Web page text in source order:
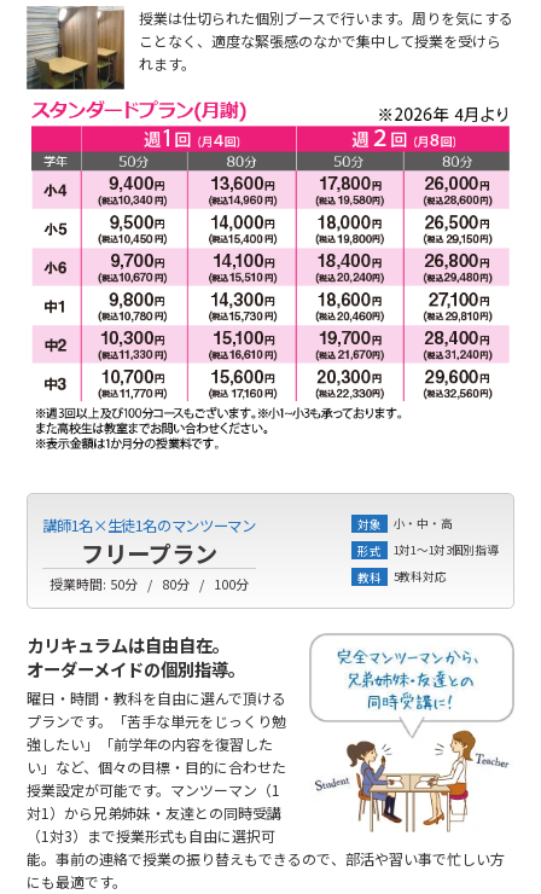
授業は仕切られた個別ブースで行います。周りを気にする
ことなく、適度な緊張感のなかで集中して授業を受けら
れます。
講師1名×生徒1名のマンツーマン
フリープラン
授業時間: 50分 80分 100分
対象
小・中・高
形式
1対1～1対3個別指導
教科
5教科対応
カリキュラムは自由自在。
オーダーメイドの個別指導。
曜日・時間・教科を自由に選んで頂ける
プランです。「苦手な単元をじっくり勉
強したい」「前学年の内容を復習した
い」など、個々の目標・目的に合わせた
授業設定が可能です。マンツーマン（1
対1）から兄弟姉妹・友達との同時受講
（1対3）まで授業形式も自由に選択可
能。事前の連絡で授業の振り替えもできるので、部活や習い事で忙しい方
にも最適です。